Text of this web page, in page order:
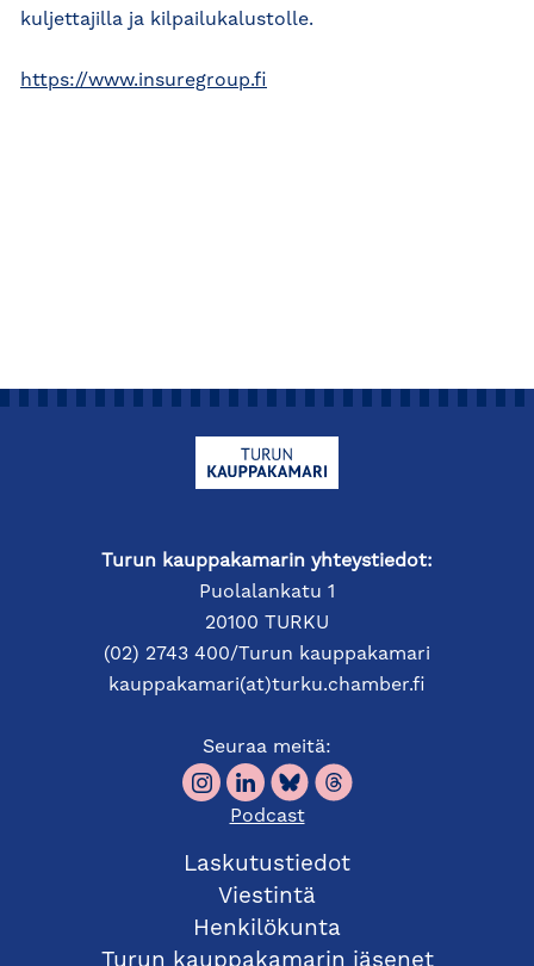
kuljettajilla ja kilpailukalustolle.
https://www.insuregroup.fi
Turun kauppakamarin yhteystiedot:
Puolalankatu 1
20100 TURKU
(02) 2743 400/Turun kauppakamari
kauppakamari(at)turku.chamber.fi
Seuraa meitä:
Podcast
Laskutustiedot
Viestintä
Henkilökunta